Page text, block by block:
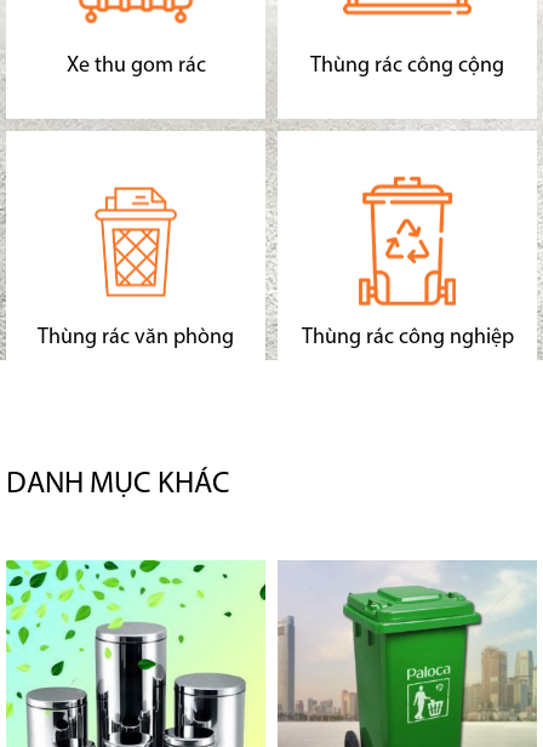
Xe thu gom rác Thùng rác công cộng
Thùng rác văn phòng Thùng rác công nghiệp
DANH MỤC KHÁC